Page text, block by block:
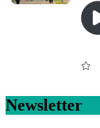
Newsletter